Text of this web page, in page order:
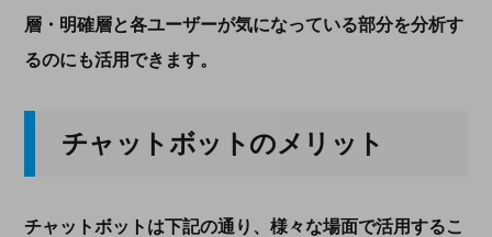
層・明確層と各ユーザーが気になっている部分を分析す
るのにも活用できます。
チャットボットのメリット
チャットボットは下記の通り、様々な場面で活用するこ